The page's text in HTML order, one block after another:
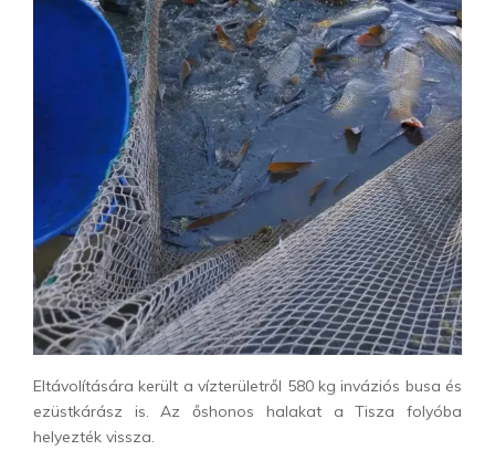
Eltávolítására került a vízterületről 580 kg inváziós busa és
ezüstkárász is. Az őshonos halakat a Tisza folyóba
helyezték vissza.